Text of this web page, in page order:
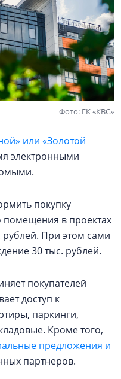
Фото: ГК «КВС»
или «Золотой
электронными
покупку
помещения в проектах
рублей. При этом сами
30 тыс. рублей.
покупателей
доступ к
паркинги,
Кроме того,
предложения и
партнеров.